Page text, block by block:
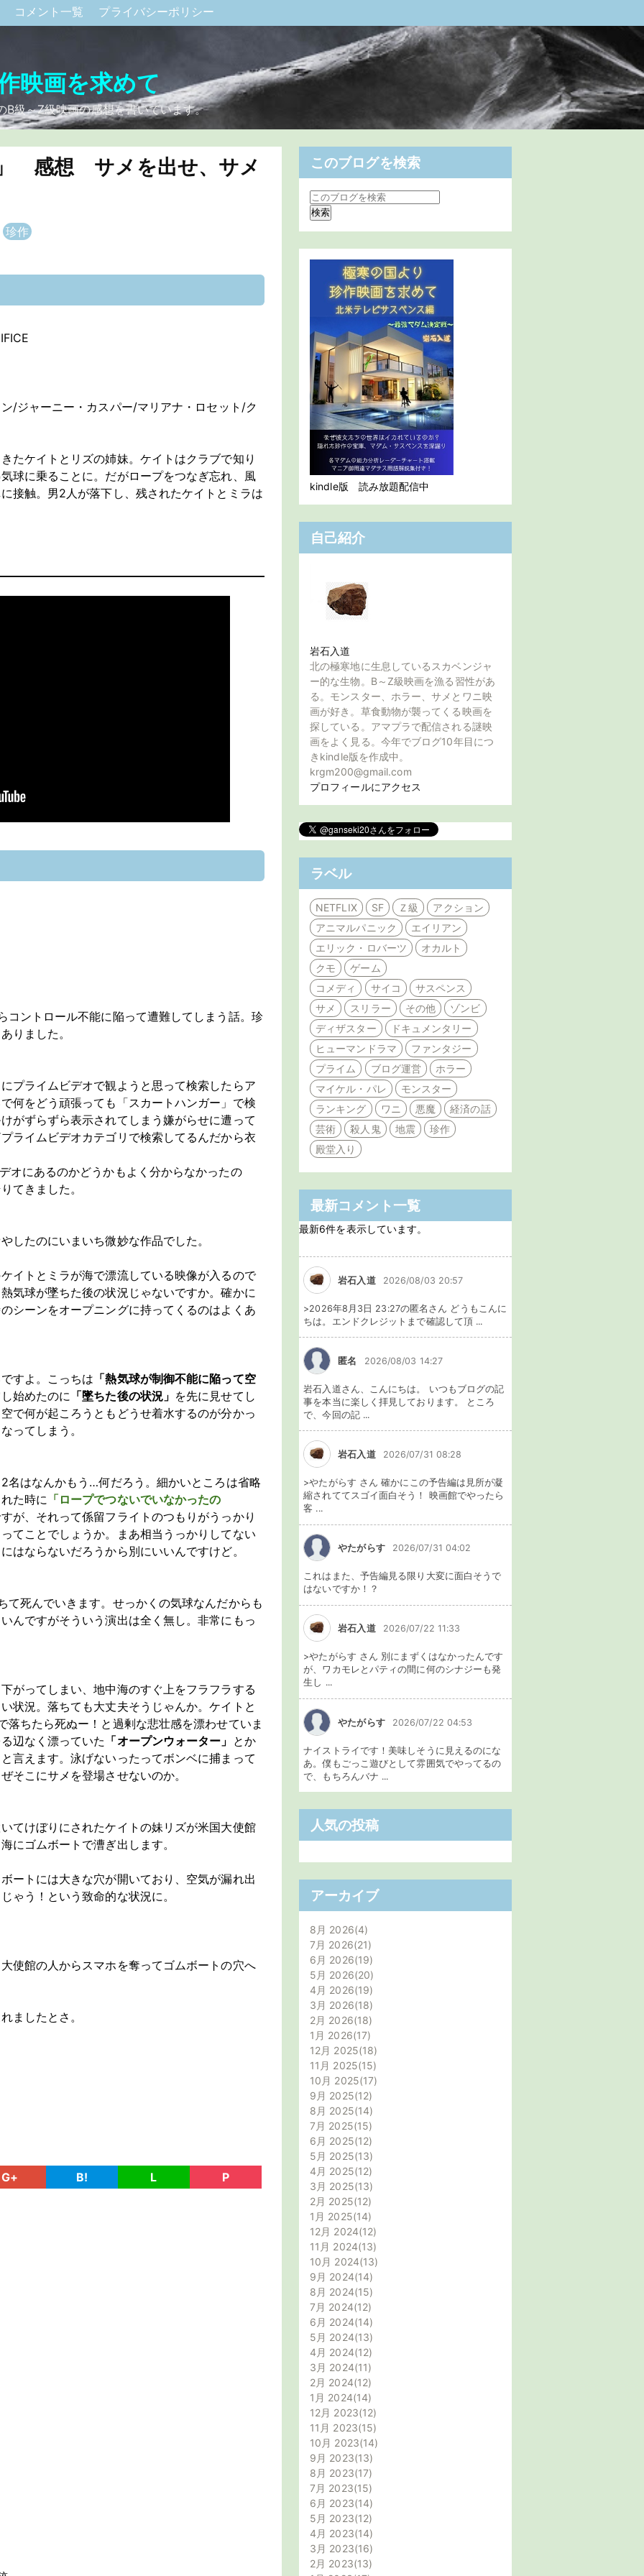
コメント一覧 プライバシーポリシー
映画を求めて
級～Z級映画の感想を書いています。
感想 サメを出せ、サメ
珍作
/ジャーニー・カスパー/マリアナ・ロセット/ク
たケイトとリズの姉妹。ケイトはクラブで知り
球に乗ることに。だがロープをつなぎ忘れ、風
接触。男2人が落下し、残されたケイトとミラは
コントロール不能に陥って遭難してしまう話。珍
りました。
プライムビデオで観ようと思って検索したらア
何をどう頑張っても「スカートハンガー」で検
がずらずら表示されてしまう嫌がらせに遭って
ライムビデオカテゴリで検索してるんだから衣
オにあるのかどうかもよく分からなかったの
てきました。
したのにいまいち微妙な作品でした。
イトとミラが海で漂流している映像が入るので
気球が墜ちた後の状況じゃないですか。確かに
シーンをオープニングに持ってくるのはよくあ
すよ。こっちは 「熱気球が制御不能に陥って空
始めたのに 「墜ちた後の状況」 を先に見せてし
で何が起ころうともどうせ着水するのが分かっ
ってしまう。
名はなんかもう…何だろう。細かいところは省略
た時に 「ロープでつないでいなかったの
が、それって係留フライトのつもりがうっかり
てことでしょうか。まあ相当うっかりしてない
はならないだろうから別にいいんですけど。
て死んでいきます。せっかくの気球なんだからも
んですがそういう演出は全く無し。非常にもっ
がってしまい、地中海のすぐ上をフラフラする
状況。落ちても大丈夫そうじゃんか。ケイトと
落ちたら死ぬー！と過剰な悲壮感を漂わせていま
辺なく漂っていた 「オープンウォーター」 とか
言えます。泳げないったってボンベに捕まって
そこにサメを登場させないのか。
てけぼりにされたケイトの妹リズが米国大使館
にゴムボートで漕ぎ出します。
ートには大きな穴が開いており、空気が漏れ出
ゃう！という致命的な状況に。
使館の人からスマホを奪ってゴムボートの穴へ
ましたとさ。
G+ B! L P
このブログを検索
kindle版 読み放題配信中
自己紹介
岩石入道
北の極寒地に生息しているスカベンジャ
ー的な生物。B～Z級映画を漁る習性があ
る。モンスター、ホラー、サメとワニ映
画が好き。草食動物が襲ってくる映画を
探している。アマプラで配信される謎映
画をよく見る。今年でブログ10年目につ
きkindle版を作成中。
krgm200@gmail.com
プロフィールにアクセス
ラベル
NETFLIX SF Ｚ級
アクション
アニマルパニック
エイリアン
エリック・ロバーツ
オカルト
クモ
ゲーム
コメディ
サイコ
サスペンス
サメ
スリラー その他
ゾンビ
ディザスター
ドキュメンタリー
ヒューマンドラマ
ファンタジー
プライム
ブログ運営
ホラー
マイケル・パレ
モンスター
ランキング
ワニ 悪魔
経済の話
芸術
殺人鬼 地震
珍作
殿堂入り
最新コメント一覧
最新6件を表示しています。
岩石入道 2026/08/03 20:57
>2026年8月3日 23:27の匿名さん どうもこんに
ちは。エンドクレジットまで確認して頂 ...
匿名 2026/08/03 14:27
岩石入道さん、こんにちは。 いつもブログの記
事を本当に楽しく拝見しております。 ところ
で、今回の記 ...
岩石入道 2026/07/31 08:28
>やたがらす さん 確かにこの予告編は見所が凝
縮されててスゴイ面白そう！ 映画館でやったら
客 ...
やたがらす 2026/07/31 04:02
これはまた、予告編見る限り大変に面白そうで
はないですか！？
岩石入道 2026/07/22 11:33
>やたがらす さん 別にまずくはなかったんです
が、ワカモレとパティの間に何のシナジーも発
生し ...
やたがらす 2026/07/22 04:53
ナイストライです！美味しそうに見えるのにな
あ。僕もごっこ遊びとして雰囲気でやってるの
で、もちろんバナ ...
人気の投稿
アーカイブ
8月 2026 4
7月 2026 21
6月 2026 19
5月 2026 20
4月 2026 19
3月 2026 18
2月 2026 18
1月 2026 17
12月 2025 18
11月 2025 15
10月 2025 17
9月 2025 12
8月 2025 14
7月 2025 15
6月 2025 12
5月 2025 13
4月 2025 12
3月 2025 13
2月 2025 12
1月 2025 14
12月 2024 12
11月 2024 13
10月 2024 13
9月 2024 14
8月 2024 15
7月 2024 12
6月 2024 14
5月 2024 13
4月 2024 12
3月 2024 11
2月 2024 12
1月 2024 14
12月 2023 12
11月 2023 15
10月 2023 14
9月 2023 13
8月 2023 17
7月 2023 15
6月 2023 14
5月 2023 12
4月 2023 14
3月 2023 16
2月 2023 13